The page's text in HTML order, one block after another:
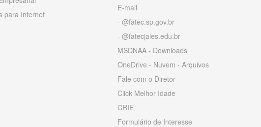
para Internet
E-mail
- @fatec.sp.gov.br
- @fatecjales.edu.br
MSDNAA - Downloads
OneDrive - Nuvem - Arquivos
Fale com o Diretor
Click Melhor Idade
CRIE
Formulário de Interesse